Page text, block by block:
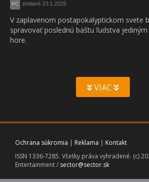
PC pridané 23.1.2025
V zaplavenom postapokalyptickom svete
spravovať poslednú baštu ľudstva
hore.
VIAC
Ochrana súkromia | Reklama | Kontakt
ISSN 1336-7285. Všetky práva vyhradené. (c)
Entertainment / sector@sector.sk